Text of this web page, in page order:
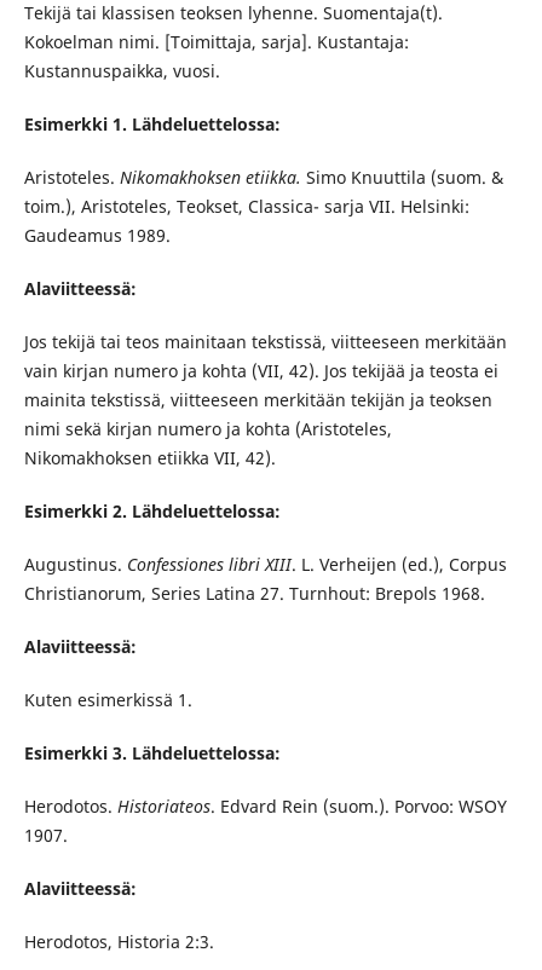
Tekijä tai klassisen teoksen lyhenne. Suomentaja(t).
Kokoelman nimi. [Toimittaja, sarja]. Kustantaja:
Kustannuspaikka, vuosi.
Esimerkki 1. Lähdeluettelossa:
Aristoteles. Nikomakhoksen etiikka. Simo Knuuttila (suom. &
toim.), Aristoteles, Teokset, Classica- sarja VII. Helsinki:
Gaudeamus 1989.
Alaviitteessä:
Jos tekijä tai teos mainitaan tekstissä, viitteeseen merkitään
vain kirjan numero ja kohta (VII, 42). Jos tekijää ja teosta ei
mainita tekstissä, viitteeseen merkitään tekijän ja teoksen
nimi sekä kirjan numero ja kohta (Aristoteles,
Nikomakhoksen etiikka VII, 42).
Esimerkki 2. Lähdeluettelossa:
Augustinus. Confessiones libri XIII. L. Verheijen (ed.), Corpus
Christianorum, Series Latina 27. Turnhout: Brepols 1968.
Alaviitteessä:
Kuten esimerkissä 1.
Esimerkki 3. Lähdeluettelossa:
Herodotos. Historiateos. Edvard Rein (suom.). Porvoo: WSOY
1907.
Alaviitteessä:
Herodotos, Historia 2:3.